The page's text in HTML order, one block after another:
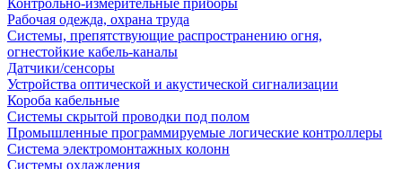
Контрольно-измерительные приборы
Рабочая одежда, охрана труда
Системы, препятствующие распространению огня,
огнестойкие кабель-каналы
Датчики/сенсоры
Устройства оптической и акустической сигнализации
Короба кабельные
Системы скрытой проводки под полом
Промышленные программируемые логические контроллеры
Система электромонтажных колонн
Системы охлаждения